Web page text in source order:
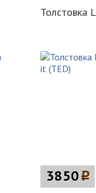
Толстовка
3850p